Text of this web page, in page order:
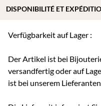
Verfügbarkeit auf Lager :
Der Artikel ist bei
versandfertig oder auf
ist bei unserem
DISPONIBILITÉ ET